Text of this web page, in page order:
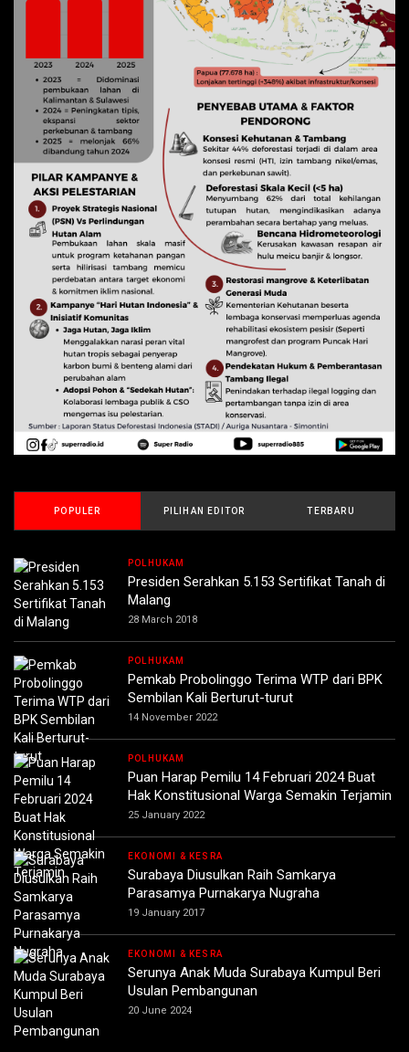
POPULER PILIHAN EDITOR TERBARU
POLHUKAM
Presiden Serahkan 5.153 Sertifikat Tanah di
Malang
28 March 2018
POLHUKAM
Pemkab Probolinggo Terima WTP dari BPK
Sembilan Kali Berturut-turut
14 November 2022
POLHUKAM
Puan Harap Pemilu 14 Februari 2024 Buat
Hak Konstitusional Warga Semakin Terjamin
25 January 2022
EKONOMI & KESRA
Surabaya Diusulkan Raih Samkarya
Parasamya Purnakarya Nugraha
19 January 2017
EKONOMI & KESRA
Serunya Anak Muda Surabaya Kumpul Beri
Usulan Pembangunan
20 June 2024